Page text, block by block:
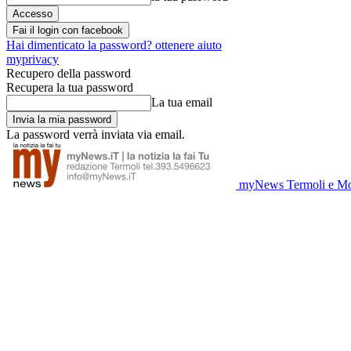
Fai il login con facebook
Hai dimenticato la password? ottenere aiuto
myprivacy
Recupero della password
Recupera la tua password
La tua email
La password verrà inviata via email.
myNews Termoli e